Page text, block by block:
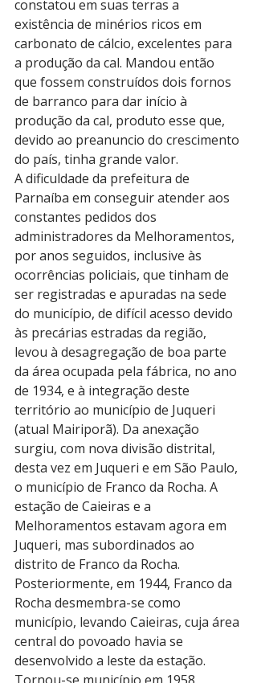
constatou em suas terras a
existência de minérios ricos em
carbonato de cálcio, excelentes para
a produção da cal. Mandou então
que fossem construídos dois fornos
de barranco para dar início à
produção da cal, produto esse que,
devido ao preanuncio do crescimento
do país, tinha grande valor.
A dificuldade da prefeitura de
Parnaíba em conseguir atender aos
constantes pedidos dos
administradores da Melhoramentos,
por anos seguidos, inclusive às
ocorrências policiais, que tinham de
ser registradas e apuradas na sede
do município, de difícil acesso devido
às precárias estradas da região,
levou à desagregação de boa parte
da área ocupada pela fábrica, no ano
de 1934, e à integração deste
território ao município de Juqueri
(atual Mairiporã). Da anexação
surgiu, com nova divisão distrital,
desta vez em Juqueri e em São Paulo,
o município de Franco da Rocha. A
estação de Caieiras e a
Melhoramentos estavam agora em
Juqueri, mas subordinados ao
distrito de Franco da Rocha.
Posteriormente, em 1944, Franco da
Rocha desmembra-se como
município, levando Caieiras, cuja área
central do povoado havia se
desenvolvido a leste da estação.